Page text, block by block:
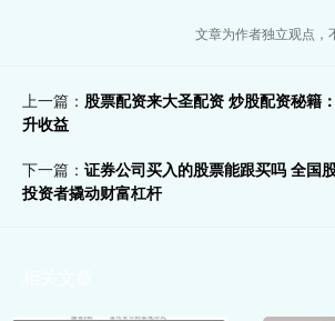
文章为作者独立观点，
上一篇： 股票配资来大圣配资 炒股配资秘籍
升收益
下一篇： 证券公司买入的股票能跟买吗 全国
投资者撬动财富杠杆